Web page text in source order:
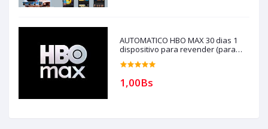
AUTOMATICO HBO MAX 30 dias 1
dispositivo para revender (para
compras solo con creditos)
1,00Bs